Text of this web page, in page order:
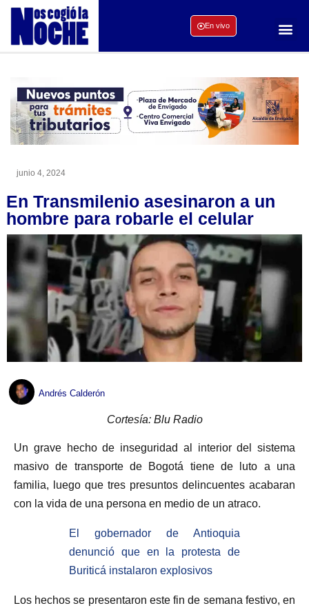
En vivo
junio 4, 2024
En Transmilenio asesinaron a un
hombre para robarle el celular
Andrés Calderón
Cortesía: Blu Radio
Un grave hecho de inseguridad al interior del sistema
masivo de transporte de Bogotá tiene de luto a una
familia, luego que tres presuntos delincuentes acabaran
con la vida de una persona en medio de un atraco.
El gobernador de Antioquia
denunció que en la protesta de
Buriticá instalaron explosivos
Los hechos se presentaron este fin de semana festivo, en